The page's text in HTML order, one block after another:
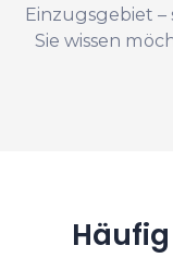
Einzugsgebiet –
Sie wissen